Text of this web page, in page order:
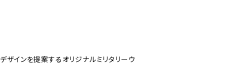
ザインを提案するオリジナルミリタリーウ